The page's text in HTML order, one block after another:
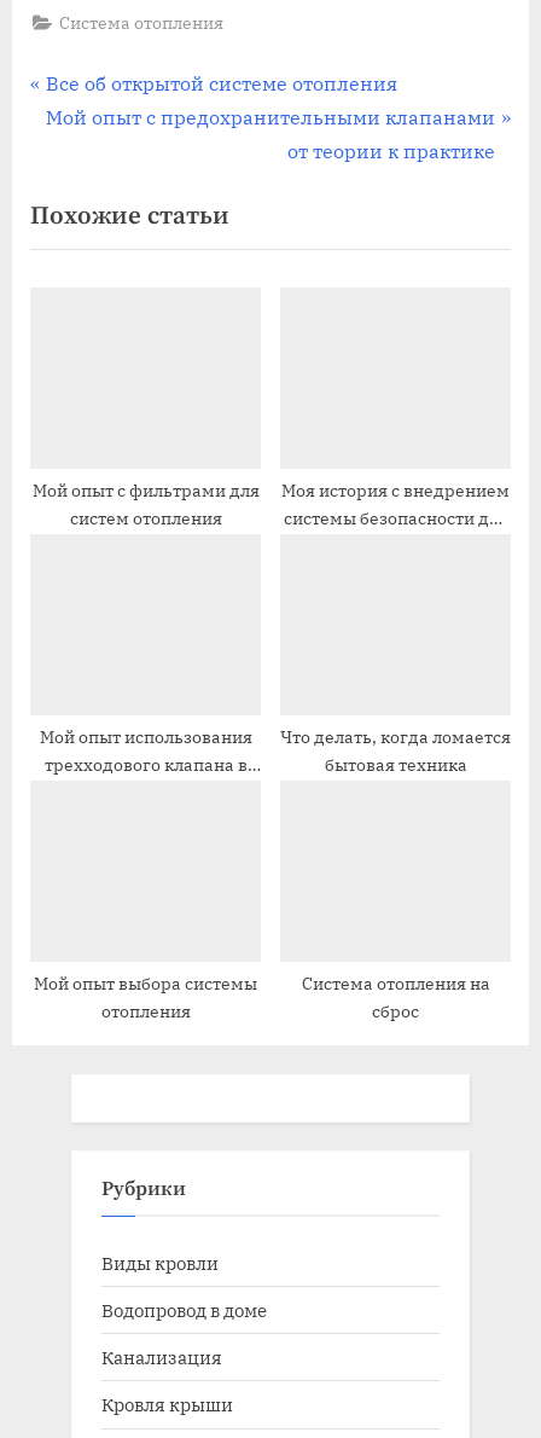
Система отопления
Навигация
П
р
ы
д
п
Все об открытой системе отопления
С
д
у
п
Мой опыт с предохранительными клапанами
от теории к практике
Похожие статьи
Мой опыт с фильтрами для
систем отопления
Моя история с внедрением
системы безопасности для
Мой опыт использования
трехходового клапана в
Что делать, когда ломается
бытовая техника
Мой опыт выбора системы
отопления
Система отопления на
сброс
Рубрики
Виды кровли
Водопровод в доме
Канализация
Кровля крыши